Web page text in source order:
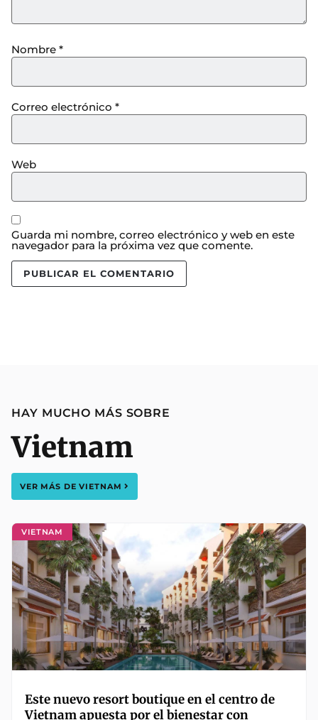
Nombre *
Correo electrónico *
Web
Guarda mi nombre, correo electrónico y web en este
navegador para la próxima vez que comente.
HAY MUCHO MÁS SOBRE
Vietnam
VER MÁS DEVIETNAM
VIETNAM
Este nuevo resort boutique en el centro de
Vietnam apuesta por el bienestar con